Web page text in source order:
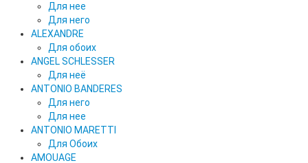
Для нее
Для него
ALEXANDRE
Для обоих
ANGEL SCHLESSER
Для неё
ANTONIO BANDERES
Для него
Для нее
ANTONIO MARETTI
Для Обоих
AMOUAGE